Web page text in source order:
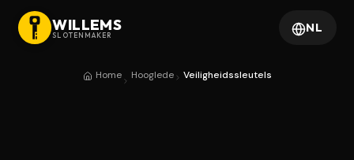
WILLEMS
SLOTENMAKER NL
Home Hooglede Veiligheidssleutels